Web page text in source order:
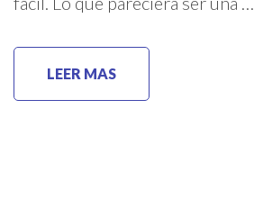
LEER MAS